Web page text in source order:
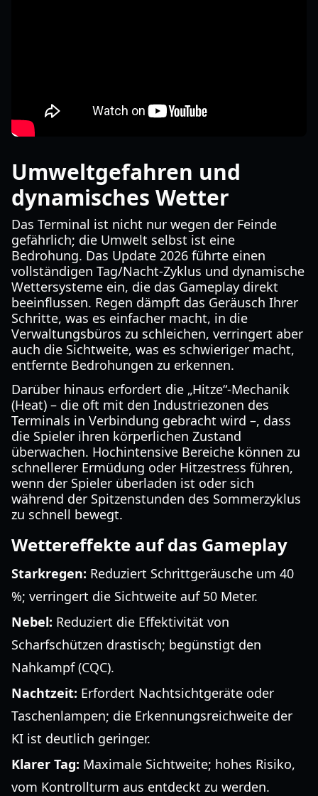
Umweltgefahren und
dynamisches Wetter
Das Terminal ist nicht nur wegen der Feinde
gefährlich; die Umwelt selbst ist eine
Bedrohung. Das Update 2026 führte einen
vollständigen Tag/Nacht-Zyklus und dynamische
Wettersysteme ein, die das Gameplay direkt
beeinflussen. Regen dämpft das Geräusch Ihrer
Schritte, was es einfacher macht, in die
Verwaltungsbüros zu schleichen, verringert aber
auch die Sichtweite, was es schwieriger macht,
entfernte Bedrohungen zu erkennen.
Darüber hinaus erfordert die „Hitze“-Mechanik
(Heat) – die oft mit den Industriezonen des
Terminals in Verbindung gebracht wird –, dass
die Spieler ihren körperlichen Zustand
überwachen. Hochintensive Bereiche können zu
schnellerer Ermüdung oder Hitzestress führen,
wenn der Spieler überladen ist oder sich
während der Spitzenstunden des Sommerzyklus
zu schnell bewegt.
Wettereffekte auf das Gameplay
Starkregen: Reduziert Schrittgeräusche um 40
%; verringert die Sichtweite auf 50 Meter.
Nebel: Reduziert die Effektivität von
Scharfschützen drastisch; begünstigt den
Nahkampf (CQC).
Nachtzeit: Erfordert Nachtsichtgeräte oder
Taschenlampen; die Erkennungsreichweite der
KI ist deutlich geringer.
Klarer Tag: Maximale Sichtweite; hohes Risiko,
vom Kontrollturm aus entdeckt zu werden.